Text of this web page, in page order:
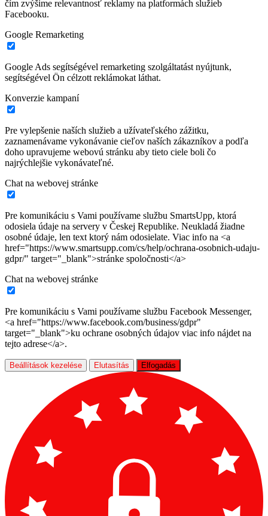
čím zvýšime relevantnosť reklamy na platformách služieb
Facebooku.
Google Remarketing
Google Ads segítségével remarketing szolgáltatást nyújtunk,
segítségével Ön célzott reklámokat láthat.
Konverzie kampaní
Pre vylepšenie naších služieb a užívateľského zážitku,
zaznamenávame vykonávanie cieľov naších zákazníkov a podľa
doho upravujeme webovú stránku aby tieto ciele boli čo
najrýchlejšie vykonávateľné.
Chat na webovej stránke
Pre komunikáciu s Vami používame službu SmartsUpp, ktorá
odosiela údaje na servery v Českej Republike. Neukladá žiadne
osobné údaje, len text ktorý nám odosielate. Viac info na <a
href="https://www.smartsupp.com/cs/help/ochrana-osobnich-udaju-
gdpr/" target="_blank">stránke spoločnosti</a>
Chat na webovej stránke
Pre komunikáciu s Vami používame službu Facebook Messenger,
<a href="https://www.facebook.com/business/gdpr"
target="_blank">ku ochrane osobných údajov viac info nájdet na
tejto adrese</a>.
Beállítások kezelése Elutasítás Elfogadás